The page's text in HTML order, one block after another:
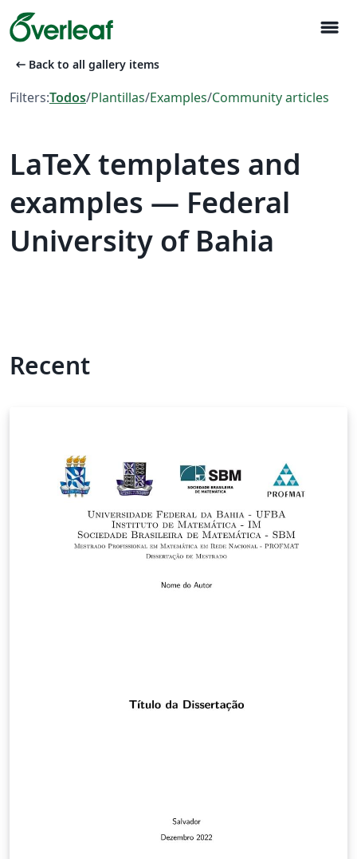
menu
arrow_left_alt Back to all gallery items
Filters:Todos/Plantillas/Examples/Community articles
LaTeX templates and
examples — Federal
University of Bahia
Recent